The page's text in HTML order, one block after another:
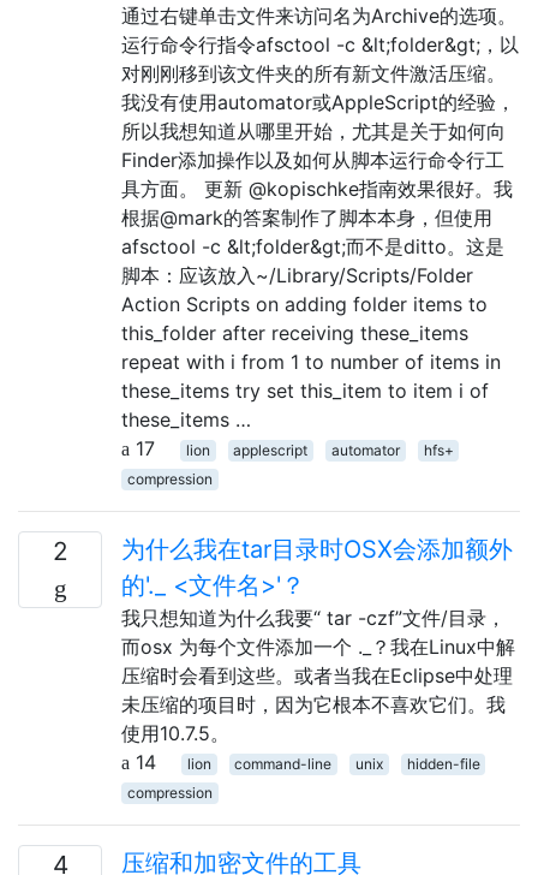
通过右键单击文件来访问名为Archive的选项。
运行命令行指令afsctool -c &lt;folder&gt;，以
对刚刚移到该文件夹​​的所有新文件激活压缩。
我没有使用automator或AppleScript的经验，
所以我想知道从哪里开始，尤其是关于如何向
Finder添加操作以及如何从脚本运行命令行工
具方面。 更新 @kopischke指南效果很好。我
根据@mark的答案制作了脚本本身，但使用
afsctool -c &lt;folder&gt;而不是ditto。这是
脚本：应该放入~/Library/Scripts/Folder
Action Scripts on adding folder items to
this_folder after receiving these_items
repeat with i from 1 to number of items in
these_items try set this_item to item i of
these_items …
17
lion applescript automator
hfs+
compression
2
为什么我在tar目录时OSX会添加额外
的'._ <文件名>'？
我只想知道为什么我要“ tar -czf”文件/目录，
而osx 为每个文件添加一个 ._？我在Linux中解
压缩时会看到这些。或者当我在Eclipse中处理
未压缩的项目时，因为它根本不喜欢它们。我
使用10.7.5。
14
lion command-line unix
hidden-file
compression
4 压缩和加密文件的工具